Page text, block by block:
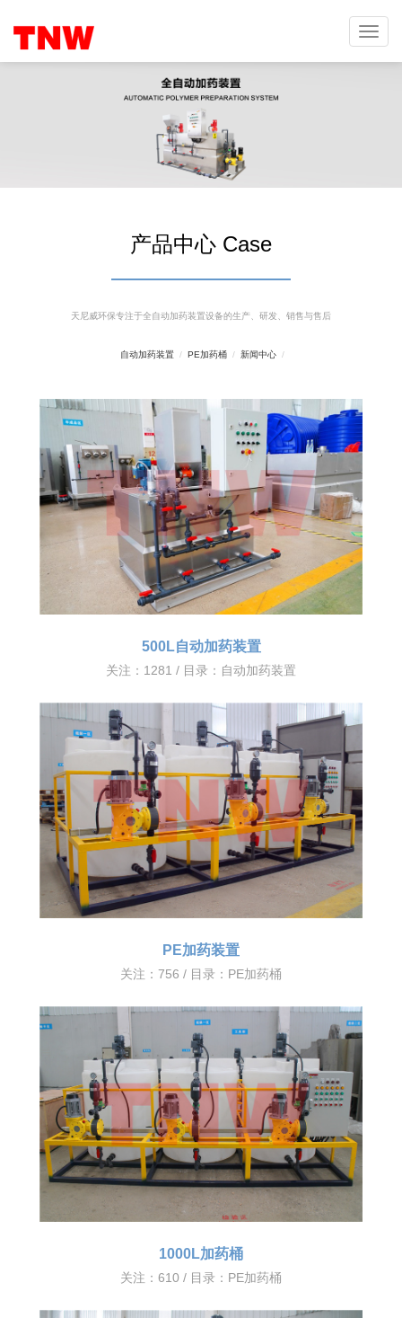
Toggle
产品中心 Case
天尼威环保专注于全自动加药装置设备的生产、研发、销售与售后
自动加药装置 / PE加药桶 / 新闻中心 /
500L自动加药装置
关注：1281 / 目录： 自动加药装置
PE加药装置
关注：756 / 目录： PE加药桶
1000L加药桶
关注：610 / 目录： PE加药桶